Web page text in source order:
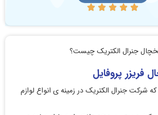
فریزر پروفایل
شرکت جنرال الکتریک در زمینه ی انواع لوازم